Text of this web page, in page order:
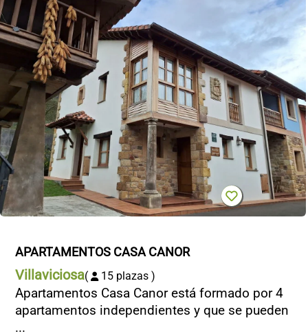
APARTAMENTOS CASA CANOR
Villaviciosa( 15 plazas )
Apartamentos Casa Canor está formado por 4
apartamentos independientes y que se pueden
...